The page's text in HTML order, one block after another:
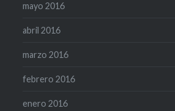
mayo 2016
abril 2016
marzo 2016
febrero 2016
enero 2016